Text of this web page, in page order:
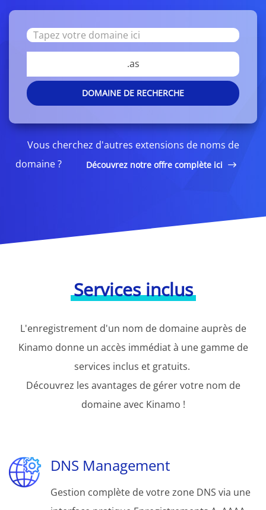
.as
DOMAINE DE RECHERCHE
Vous cherchez d'autres extensions de noms de
domaine ?
Découvrez notre offre complète ici
Services inclus
L'enregistrement d'un nom de domaine auprès de
Kinamo donne un accès immédiat à une gamme de
services inclus et gratuits.
Découvrez les avantages de gérer votre nom de
domaine avec Kinamo !
DNS Management
Gestion complète de votre zone DNS via une